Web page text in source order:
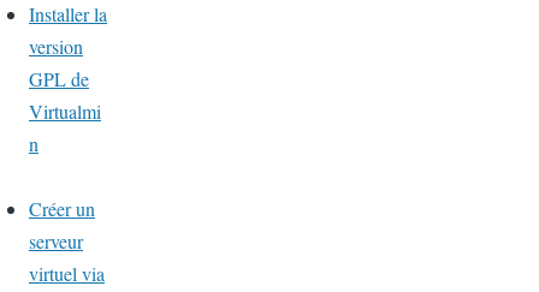
Installer la
version
GPL de
Virtualmi
n
Créer un
serveur
virtuel via